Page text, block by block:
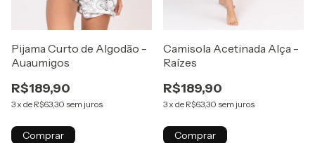
Pijama Curto de Algodão -
Auaumigos
R$189,90
3x de R$63,30 sem juros
Comprar
Camisola Acetinada Alça -
Raízes
R$189,90
3x de R$63,30 sem juros
Comprar